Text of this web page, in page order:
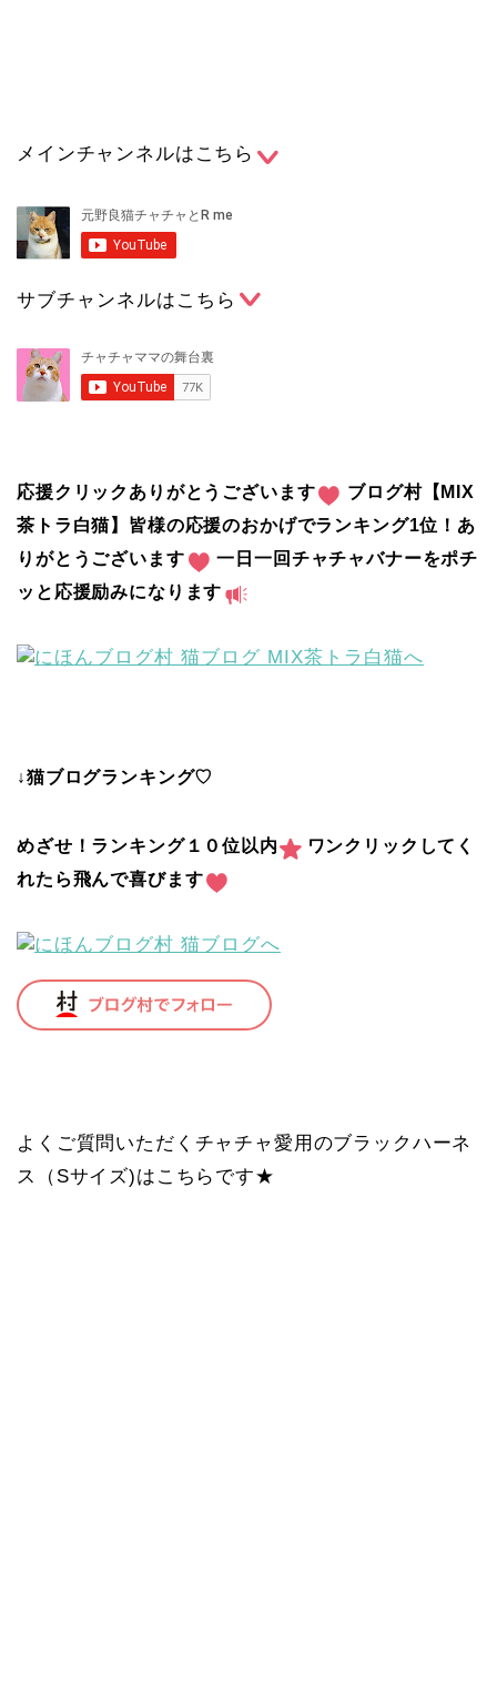
メインチャンネルはこちら
サブチャンネルはこちら
応援クリックありがとうございます
ブログ村【MIX
茶トラ白猫】皆様の応援のおかげでランキング1位！あ
りがとうございます
一日一回チャチャバナーをポチ
ッと応援励みになります
↓猫ブログランキング♡
めざせ！ランキング１０位以内
ワンクリックしてく
れたら飛んで喜びます
よくご質問いただくチャチャ愛用のブラックハーネ
ス（Sサイズ)はこちらです★